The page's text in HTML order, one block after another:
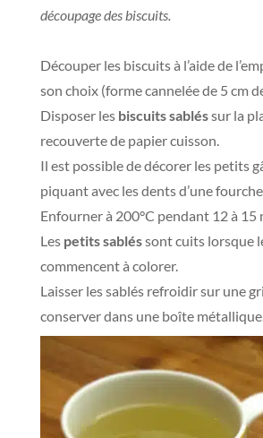
découpage des biscuits.
Découper les biscuits à l’aide de
son choix (forme cannelée de 5 cm
Disposer les biscuits sabléssur la
recouverte de papier cuisson.
Il est possible de décorer les petits
piquant avec les dents d’une
Enfourner à 200°C pendant 12 à 15
Les petits sabléssont cuits lorsque
commencent à colorer.
Laisser les sablés refroidir sur une
conserver dans une boîte